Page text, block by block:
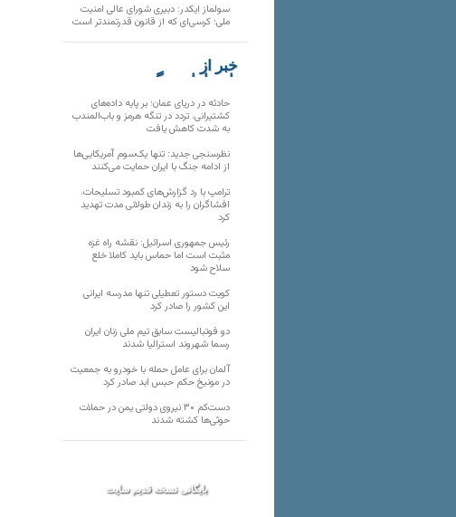
سولماز ایکدر: دبیری شورای عالی امنیت
ملی؛ کرسی‌ای که از قانون قدرتمندتر است
خبر از
تارنماهای دیگر
حادثه در دریای عمان؛ بر پایه داده‌های
کشتیرانی، تردد در تنگه هرمز و باب‌المندب
به شدت کاهش یافت
نظرسنجی جدید: تنها یک‌سوم آمریکایی‌ها
از ادامه جنگ با ایران حمایت می‌کنند
ترامپ با رد گزارش‌های کمبود تسلیحات،
افشاگران را به زندان طولانی مدت تهدید
کرد
رئیس‌ جمهوری اسرائیل: نقشه راه غزه
مثبت است اما حماس باید کاملا خلع
سلاح شود
کویت دستور تعطیلی تنها مدرسه ایرانی
این کشور را صادر کرد
دو فوتبالیست سابق تیم ملی زنان ایران
رسما شهروند استرالیا شدند
آلمان برای عامل حمله با خودرو به جمعیت
در مونیخ حکم حبس ابد صادر کرد
دست‌کم ۳۰ نیروی دولتی یمن در حملات
حوثی‌ها کشته شدند
بایگانی نسخه قدیم سایت